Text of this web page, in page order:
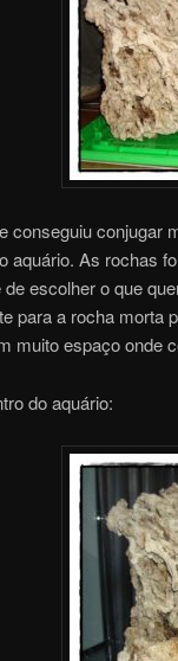
conseguiu conjugar
aquário. As rochas
de escolher o que
para a rocha morta
muito espaço onde
do aquário: